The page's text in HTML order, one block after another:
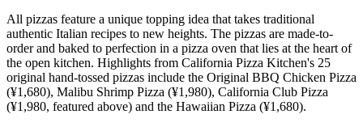
All pizzas feature a unique topping idea that takes traditional
authentic Italian recipes to new heights. The pizzas are made-to-
order and baked to perfection in a pizza oven that lies at the heart of
the open kitchen. Highlights from California Pizza Kitchen's 25
original hand-tossed pizzas include the Original BBQ Chicken Pizza
(¥1,680), Malibu Shrimp Pizza (¥1,980), California Club Pizza
(¥1,980, featured above) and the Hawaiian Pizza (¥1,680).